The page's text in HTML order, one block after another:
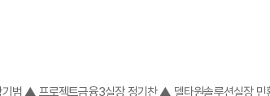
범 ▲ 프로젝트금융3실장 정기찬 ▲ 델타원솔루션실장